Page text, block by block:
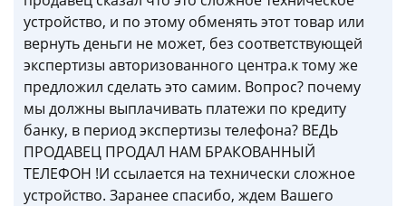
устройство, и по этому обменять этот товар или
вернуть деньги не может, без соответствующей
экспертизы авторизованного центра.к тому же
предложил сделать это самим. Вопрос? почему
мы должны выплачивать платежи по кредиту
банку, в период экспертизы телефона? ВЕДЬ
ПРОДАВЕЦ ПРОДАЛ НАМ БРАКОВАННЫЙ
ТЕЛЕФОН !И ссылается на технически сложное
устройство. Заранее спасибо, ждем Вашего